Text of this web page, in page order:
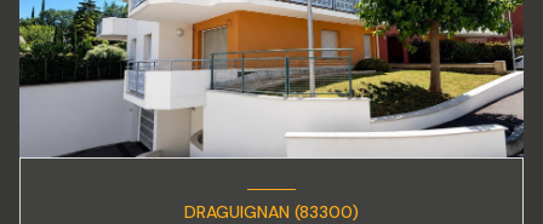
DRAGUIGNAN (83300)